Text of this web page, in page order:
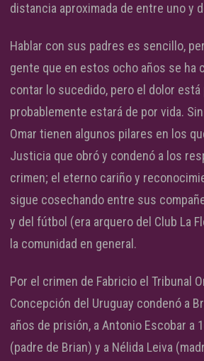
distancia aproximada de entre uno y
Hablar con sus padres es sencillo,
gente que en estos ocho años se ha
contar lo sucedido, pero el dolor
probablemente estará de por vida.
Omar tienen algunos pilares en los
Justicia que obró y condenó a los
crimen; el eterno cariño y
sigue cosechando entre sus
y del fútbol (era arquero del Club La
la comunidad en general.
Por el crimen de Fabricio el Tribunal
Concepción del Uruguay condenó a
años de prisión, a Antonio Escobar a
(padre de Brian) y a Nélida Leiva